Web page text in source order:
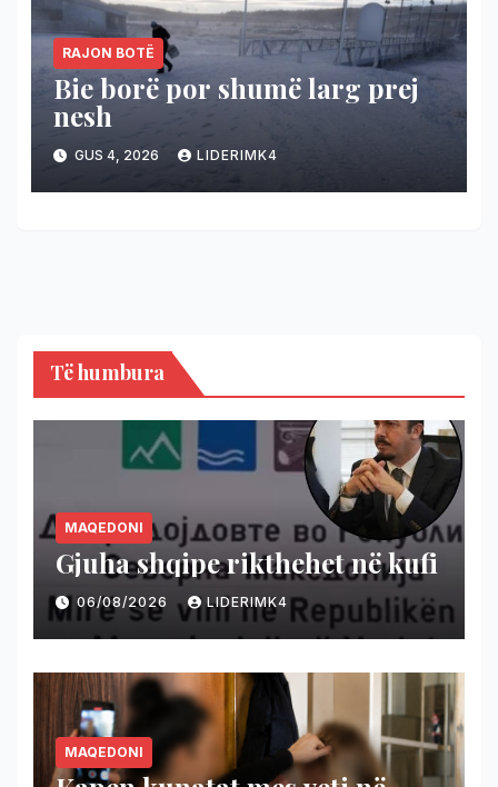
RAJON BOTË
Bie borë por shumë larg prej
nesh
GUS 4, 2026 LIDERIMK4
Të humbura
MAQEDONI
Gjuha shqipe rikthehet në kufi
06/08/2026 LIDERIMK4
MAQEDONI